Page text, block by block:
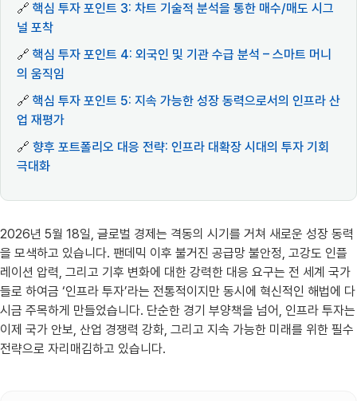
🔗 핵심 투자 포인트 3: 차트 기술적 분석을 통한 매수/매도 시그
널 포착
🔗 핵심 투자 포인트 4: 외국인 및 기관 수급 분석 – 스마트 머니
의 움직임
🔗 핵심 투자 포인트 5: 지속 가능한 성장 동력으로서의 인프라 산
업 재평가
🔗 향후 포트폴리오 대응 전략: 인프라 대확장 시대의 투자 기회
극대화
2026년 5월 18일, 글로벌 경제는 격동의 시기를 거쳐 새로운 성장 동력
을 모색하고 있습니다. 팬데믹 이후 불거진 공급망 불안정, 고강도 인플
레이션 압력, 그리고 기후 변화에 대한 강력한 대응 요구는 전 세계 국가
들로 하여금 ‘인프라 투자’라는 전통적이지만 동시에 혁신적인 해법에 다
시금 주목하게 만들었습니다. 단순한 경기 부양책을 넘어, 인프라 투자는
이제 국가 안보, 산업 경쟁력 강화, 그리고 지속 가능한 미래를 위한 필수
전략으로 자리매김하고 있습니다.